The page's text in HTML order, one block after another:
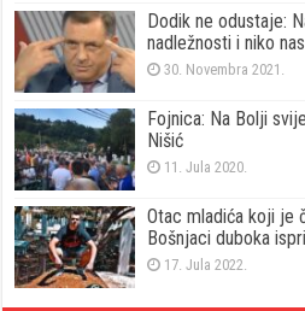
Dodik ne odustaje:
nadležnosti i niko
30. Novembra 2021.
Fojnica: Na Bolji
Nišić
11. Jula 2020.
Otac mladića koji je
Bošnjaci duboka
17. Jula 2022.